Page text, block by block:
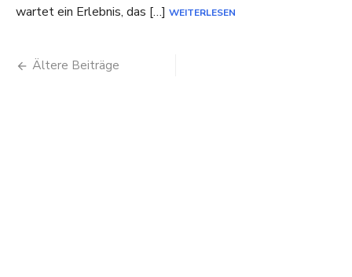
wartet ein Erlebnis, das […] WEITERLESEN
Beitragsnavigation
Ältere Beiträge